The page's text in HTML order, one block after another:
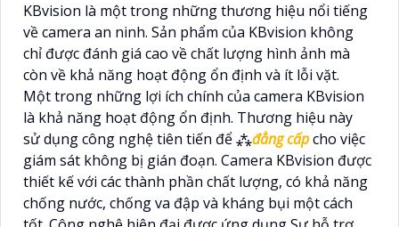
KBvision là một trong những thương hiệu nổi tiếng
về camera an ninh. Sản phẩm của KBvision không
chỉ được đánh giá cao về chất lượng hình ảnh mà
còn về khả năng hoạt động ổn định và ít lỗi vặt.
Một trong những lợi ích chính của camera KBvision
là khả năng hoạt động ổn định. Thương hiệu này
sử dụng công nghệ tiên tiến để ⁂đẳng cấpcho việc
giám sát không bị gián đoạn. Camera KBvision được
thiết kế với các thành phần chất lượng, có khả năng
chống nước, chống va đập và kháng bụi một cách